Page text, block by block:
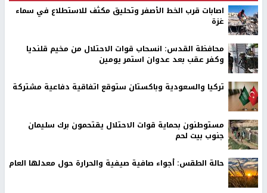
اصابات قرب الخط الأصفر وتحليق مكثف للاستطلاع في سماء
غزة
محافظة القدس: انسحاب قوات الاحتلال من مخيم قلنديا
وكفر عقب بعد عدوان استمر يومين
تركيا والسعودية وباكستان ستوقع اتفاقية دفاعية مشتركة
مستوطنون بحماية قوات الاحتلال يقتحمون برك سليمان
جنوب بيت لحم
حالة الطقس: أجواء صافية صيفية والحرارة حول معدلها العام